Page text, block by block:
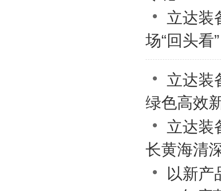

立达装
场“回头看”

立达装
绿色高效

立达装
长黄海清

以新产